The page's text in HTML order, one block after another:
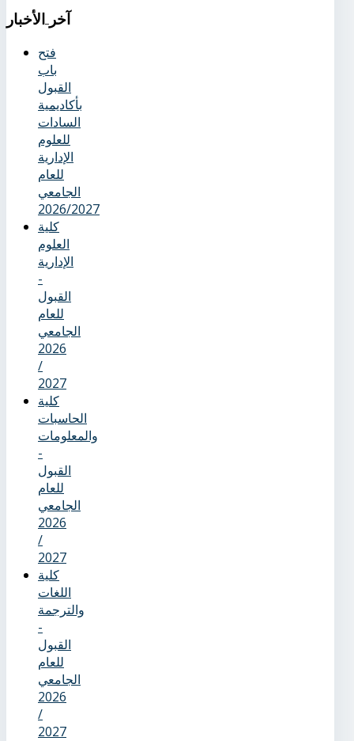
آخر الأخبار
فتح
باب
القبول
بأكاديمية
السادات
للعلوم
الإدارية
للعام
الجامعي
2026/2027
كلية
العلوم
الإدارية
-
القبول
للعام
الجامعي
2026
/
2027
كلية
الحاسبات
والمعلومات
-
القبول
للعام
الجامعي
2026
/
2027
كلية
اللغات
والترجمة
-
القبول
للعام
الجامعي
2026
/
2027